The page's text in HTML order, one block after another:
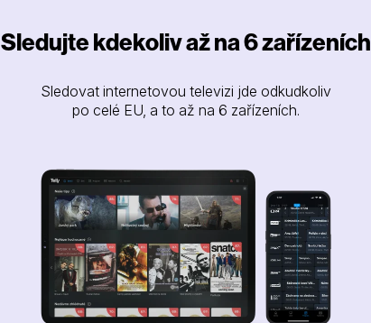
Sledujte kdekoliv až na 6 zařízeních
Sledovat internetovou televizi jde odkudkoliv
po celé EU, a to až na 6 zařízeních.